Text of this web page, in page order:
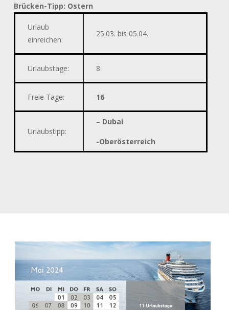
Brücken-Tipp: Ostern
Urlaub
einreichen:
25.03. bis 05.04.
Urlaubstage: 8
Freie Tage: 16
Urlaubstipp:
– Dubai
-Oberösterreich